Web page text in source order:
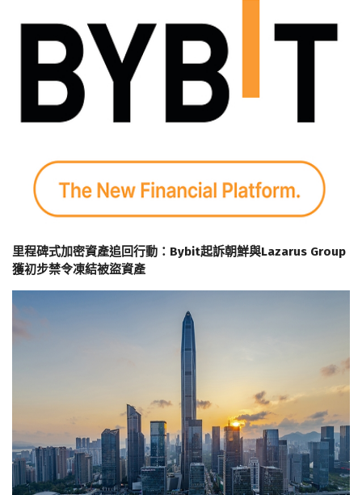
里程碑式加密資產追回行動：Bybit起訴朝鮮與Lazarus Group
獲初步禁令凍結被盜資產